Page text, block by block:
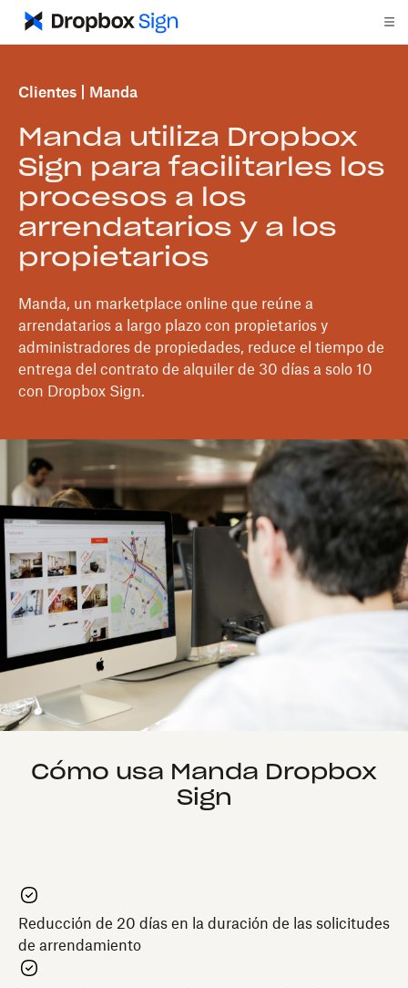
Clientes Manda
Manda utiliza Dropbox
Sign para facilitarles los
procesos a los
arrendatarios y a los
propietarios
Manda, un marketplace online que reúne a
arrendatarios a largo plazo con propietarios y
administradores de propiedades, reduce el tiempo de
entrega del contrato de alquiler de 30 días a solo 10
con Dropbox Sign.
Cómo usa Manda Dropbox
Sign
Reducción de 20 días en la duración de las solicitudes
de arrendamiento